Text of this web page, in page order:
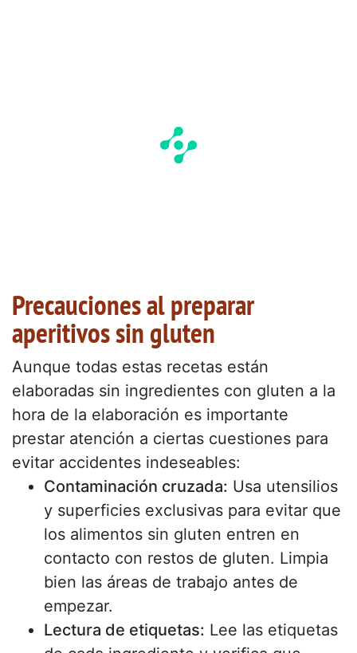
Precauciones al preparar
aperitivos sin gluten
Aunque todas estas recetas están
elaboradas sin ingredientes con gluten a la
hora de la elaboración es importante
prestar atención a ciertas cuestiones para
evitar accidentes indeseables:
Contaminación cruzada: Usa utensilios
y superficies exclusivas para evitar que
los alimentos sin gluten entren en
contacto con restos de gluten. Limpia
bien las áreas de trabajo antes de
empezar.
Lectura de etiquetas: Lee las etiquetas